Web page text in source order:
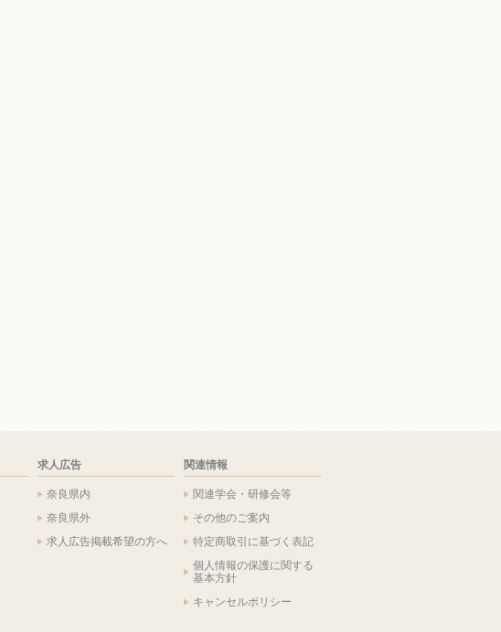
求人広告
奈良県内
奈良県外
求人広告掲載希望の方へ
関連情報
関連学会・研修会等
その他のご案内
特定商取引に基づく表記
個人情報の保護に関する
基本方針
キャンセルポリシー